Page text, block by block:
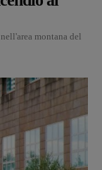
montana del